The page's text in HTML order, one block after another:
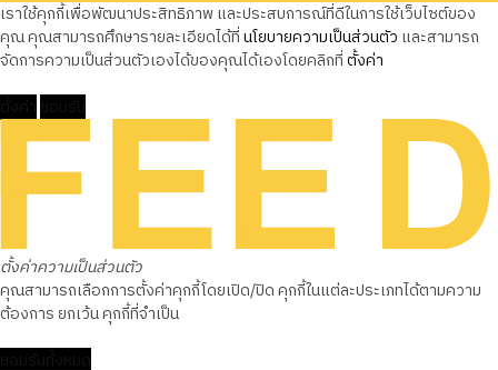
เราใช้คุกกี้เพื่อพัฒนาประสิทธิภาพ และประสบการณ์ที่ดีในการใช้เว็บไซต์ของ
คุณ คุณสามารถศึกษารายละเอียดได้ที่นโยบายความเป็นส่วนตัว และสามารถ
จัดการความเป็นส่วนตัวเองได้ของคุณได้เองโดยคลิกที่ตั้งค่า
ตั้งค่าความเป็นส่วนตัว
คุณสามารถเลือกการตั้งค่าคุกกี้โดยเปิด/ปิด คุกกี้ในแต่ละประเภทได้ตามความ
ต้องการ ยกเว้น คุกกี้ที่จำเป็น